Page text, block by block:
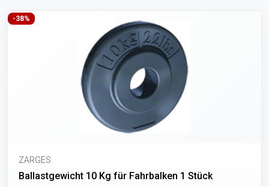
-38%
ZARGES
Ballastgewicht 10 Kg für Fahrbalken 1 Stück